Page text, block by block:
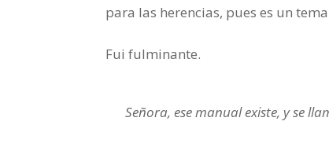
para las herencias, pues es un
Fui fulminante.
Señora, ese manual existe, y se